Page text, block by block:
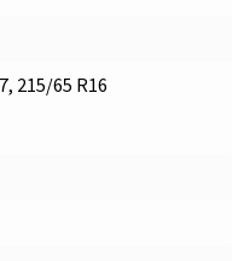
215/65 R16